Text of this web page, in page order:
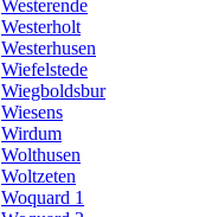
Westerende
Westerholt
Westerhusen
Wiefelstede
Wiegboldsbur
Wiesens
Wirdum
Wolthusen
Woltzeten
Woquard 1